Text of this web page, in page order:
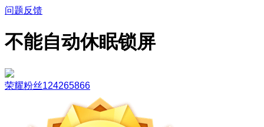
问题反馈
不能自动休眠锁屏
荣耀粉丝124265866